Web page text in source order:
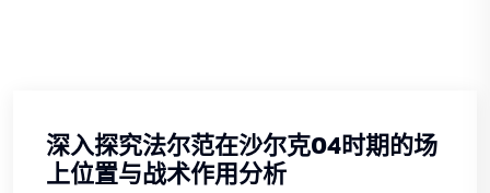
深入探究法尔范在沙尔克04时期的场
上位置与战术作用分析